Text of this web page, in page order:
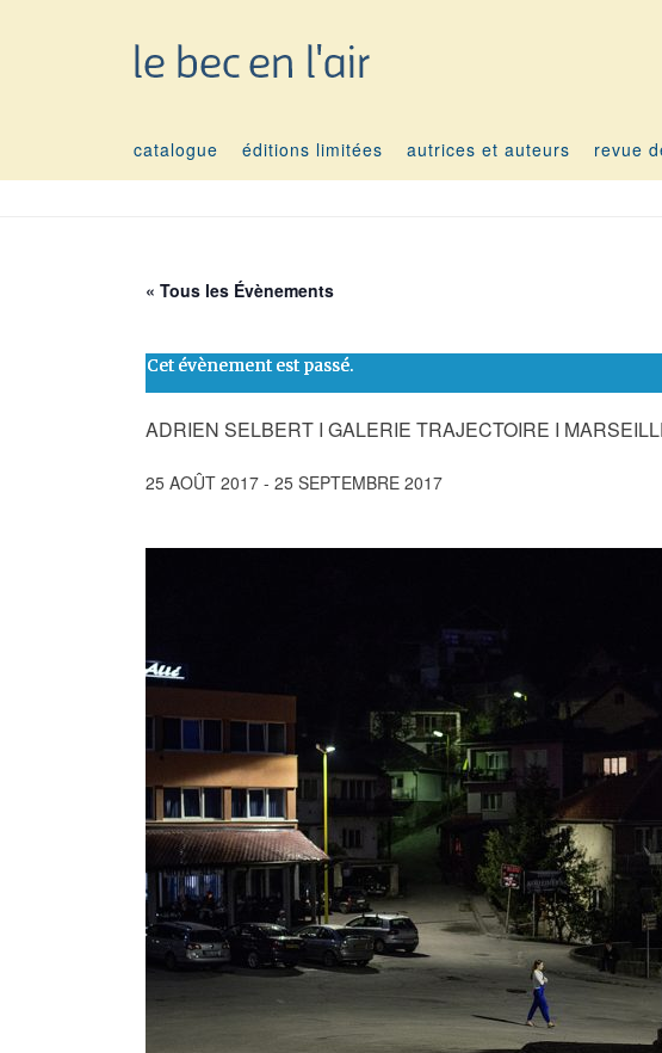
catalogue éditions limitées autrices et auteurs revue
« Tous les Évènements
Cet évènement est passé.
ADRIEN SELBERT I GALERIE TRAJECTOIRE I
25 AOÛT 2017 - 25 SEPTEMBRE 2017